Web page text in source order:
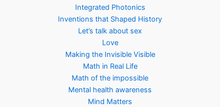
Integrated Photonics
Inventions that Shaped History
Let’s talk about sex
Love
Making the Invisible Visible
Math in Real Life
Math of the impossible
Mental health awareness
Mind Matters